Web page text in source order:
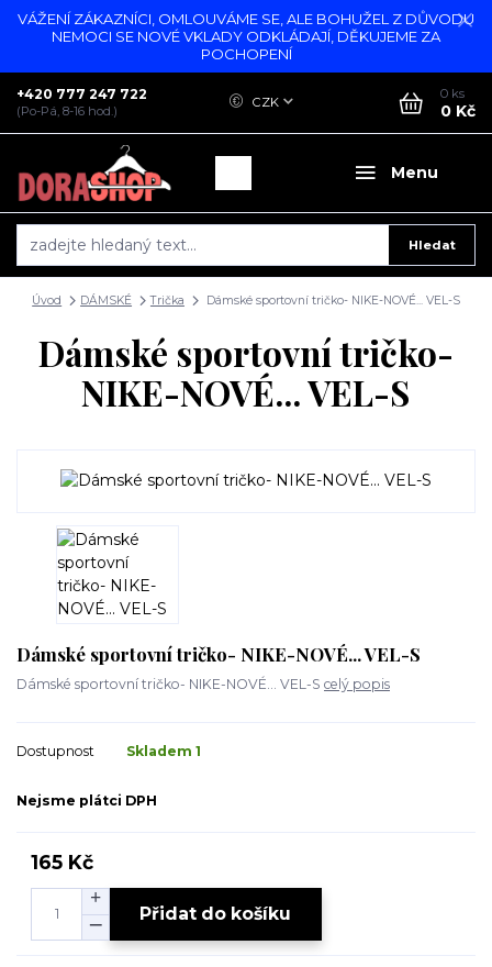
VÁŽENÍ ZÁKAZNÍCI, OMLOUVÁME SE, ALE BOHUŽEL Z DŮVODU
NEMOCI SE NOVÉ VKLADY ODKLÁDAJÍ, DĚKUJEME ZA
POCHOPENÍ
Menu
CZK
Hledat
+420 777 247 722
(Po-Pá, 8-16 hod.)
0 ks
0 Kč
Úvod DÁMSKÉ Trička Dámské sportovní tričko- NIKE-NOVÉ... VEL-S
Dámské sportovní tričko-
NIKE-NOVÉ... VEL-S
Dámské sportovní tričko- NIKE-NOVÉ... VEL-S
Dámské sportovní tričko- NIKE-NOVÉ... VEL-S celý popis
Dostupnost Skladem 1
Nejsme plátci DPH
165 Kč
Přidat do košíku